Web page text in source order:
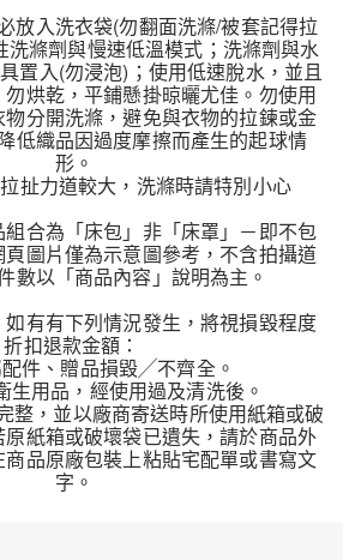
放入洗衣袋(勿翻面洗滌/被套記得拉
洗滌劑與慢速低溫模式；洗滌劑與水
置入(勿浸泡)；使用低速脫水，並且
烘乾，平鋪懸掛晾曬尤佳。勿使用
分開洗滌，避免與衣物的拉鍊或金
低織品因過度摩擦而產生的起球情
形。
扯力道較大，洗滌時請特別小心
合為「床包」非「床罩」－即不包
圖片僅為示意圖參考，不含拍攝道
數以「商品內容」說明為主。
有有下列情況發生，將視損毀程度
折扣退款金額：
件、贈品損毀╱不齊全。
生用品，經使用過及清洗後。
整，並以廠商寄送時所使用紙箱或破
紙箱或破壞袋已遺失，請於商品外
品原廠包裝上粘貼宅配單或書寫文
字。